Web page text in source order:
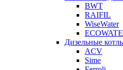
BWT
RAIFIL
WiseWater
Дизельные
ACV
Sime